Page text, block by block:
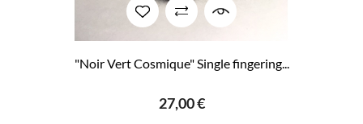
"Noir Vert Cosmique" Single fingering...
27,00 €